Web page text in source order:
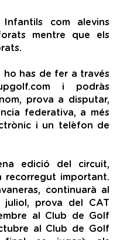
com alevins
mentre que els
ho has de fer a través
i podràs
prova a disputar,
federativa, a més
i un telèfon de
edició del circuit,
recorregut important.
continuarà al
juliol, prova del CAT
al Club de Golf
al Club de Golf